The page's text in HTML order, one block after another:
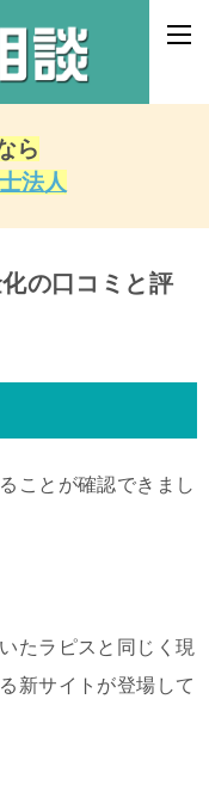
ら
法人
の口コミと評
ことが確認できまし
たラピスと同じく現
新サイトが登場して